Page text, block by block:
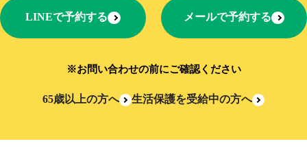
LINEで予約する メールで予約する
※お問い合わせの前にご確認ください
65歳以上の方へ 生活保護を受給中の方へ